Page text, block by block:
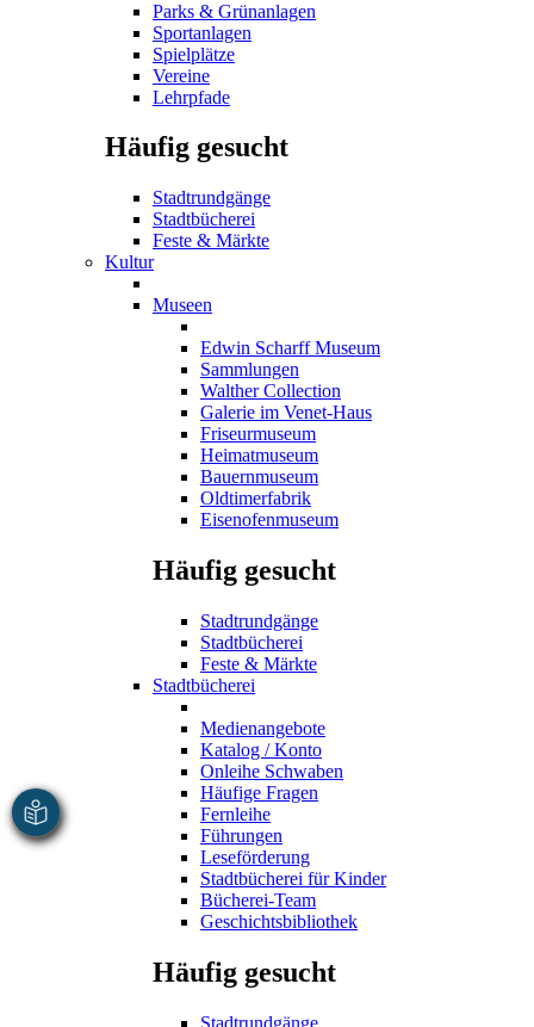
Parks & Grünanlagen
Sportanlagen
Spielplätze
Vereine
Lehrpfade
Häufig gesucht
Stadtrundgänge
Stadtbücherei
Feste & Märkte
Kultur
Museen
Edwin Scharff Museum
Sammlungen
Walther Collection
Galerie im Venet-Haus
Friseurmuseum
Heimatmuseum
Bauernmuseum
Oldtimerfabrik
Eisenofenmuseum
Häufig gesucht
Stadtrundgänge
Stadtbücherei
Feste & Märkte
Stadtbücherei
Medienangebote
Katalog / Konto
Onleihe Schwaben
Häufige Fragen
Fernleihe
Führungen
Leseförderung
Stadtbücherei für Kinder
Bücherei-Team
Geschichtsbibliothek
Häufig gesucht
Stadtrundgänge